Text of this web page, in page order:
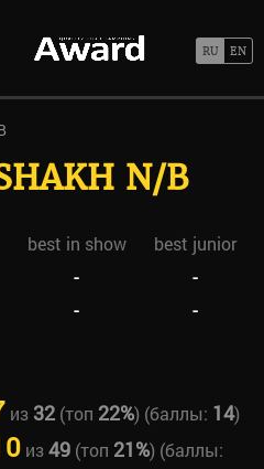
N/B
best in show
best junior
-
-
- -
из 32(топ 22%) (баллы: 14)
из49(топ 21%) (баллы: